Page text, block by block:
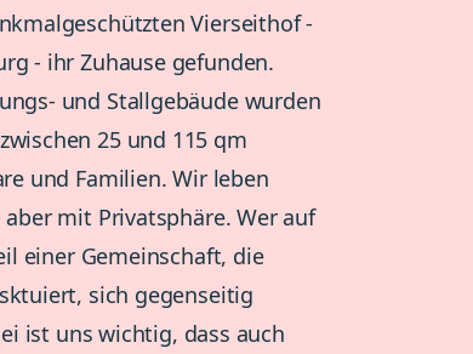
Vierseithof -
- ihr Zuhause gefunden.
und Stallgebäude wurden
25 und 115 qm
und Familien. Wir leben
mit Privatsphäre. Wer auf
einer Gemeinschaft, die
sich gegenseitig
ist uns wichtig, dass auch